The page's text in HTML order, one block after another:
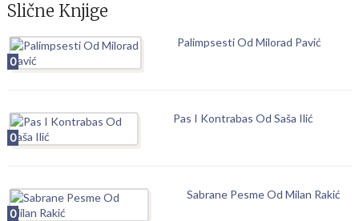
Slične Knjige
0
Palimpsesti Od Milorad Pavić
0
Pas I Kontrabas Od Saša Ilić
0
Sabrane Pesme Od Milan Rakić